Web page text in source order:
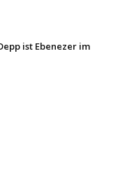
ist Ebenezer im